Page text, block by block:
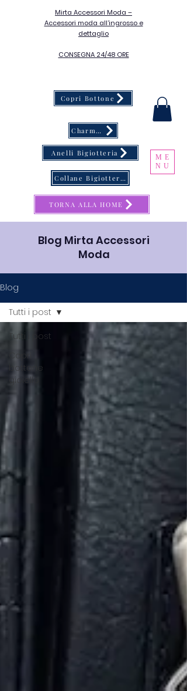
Mirta Accessori Moda –
Accessori moda all’ingrosso e
dettaglio
CONSEGNA 24/48 ORE
ME
NU
Copri Bottone
Charms & Catene Porta Occhiali
Anelli Bigiotteria
TORNA ALLA HOME
Collane Bigiotteria
Blog Mirta Accessori
Moda
Blog
Tutti i post
Copri
bottone
gioiello
Tutti i post